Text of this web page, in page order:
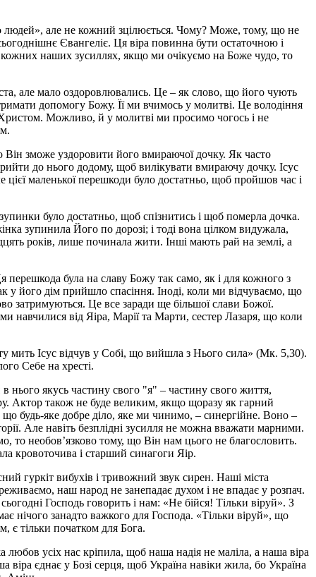
людей», але не кожний зцілюється. Чому? Може, тому, що не
Євангеліє. Ця віра повинна бути остаточною і
наших зусиллях, якщо ми очікуємо на Боже чудо, то
але мало оздоровлювались. Це – як слово, що його чують
допомогу Божу. Її ми вчимось у молитві. Це володіння
Можливо, й у молитві ми просимо чогось і не
зможе уздоровити його вмираючої дочку. Як часто
до нього додому, щоб вилікувати вмираючу дочку. Ісус
маленької перешкоди було достатньо, щоб пройшов час і
було достатньо, щоб спізнитись і щоб померла дочка.
зупинила Його по дорозі; і тоді вона цілком видужала,
років, лише починала жити. Інші мають рай на землі, а
була на славу Божу так само, як і для кожного з
у його дім прийшло спасіння. Іноді, коли ми відчуваємо, що
затримуються. Це все заради ще більшої слави Божої.
навчилися від Яіра, Марії та Марти, сестер Лазаря, що коли
мить Ісус відчув у Собі, що вийшла з Нього сила» (Мк. 5,30).
Себе на хресті.
нього якусь частину свого "я" – частину свого життя,
Актор також не буде великим, якщо щоразу як гарний
будь-яке добре діло, яке ми чинимо, – синергійне. Воно –
Але навіть безплідні зусилля не можна вважати марними.
то необов’язково тому, що Він нам цього не благословить.
кровоточива і старший синагоги Яір.
гуркіт вибухів і тривожний звук сирен. Наші міста
наш народ не занепадає духом і не впадає у розпач.
Господь говорить і нам: «Не бійся! Тільки віруй». З
нічого занадто важкого для Господа. «Тільки віруй», що
є тільки початком для Бога.
усіх нас кріпила, щоб наша надія не маліла, а наша віра
єднає у Бозі серця, щоб Україна навіки жила, бо Україна